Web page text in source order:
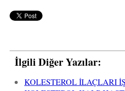
İlgili Diğer Yazılar:
KOLESTEROL İLAÇLARI